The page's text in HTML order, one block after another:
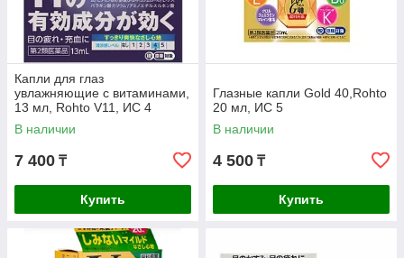
Капли для глаз
увлажняющие с витаминами,
13 мл, Rohto V11, ИС 4
В наличии
7 400 ₸
Купить
Глазные капли Gold 40,Rohto
20 мл, ИС 5
В наличии
4 500 ₸
Купить